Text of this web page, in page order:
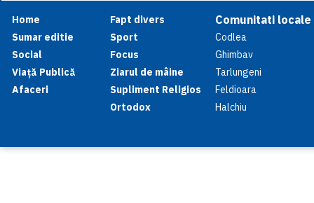
Home
Sumar editie
Social
Viață Publică
Afaceri
Fapt divers
Sport
Focus
Ziarul de mâine
Supliment Religios
Ortodox
Comunitati locale
Codlea
Ghimbav
Tarlungeni
Feldioara
Halchiu